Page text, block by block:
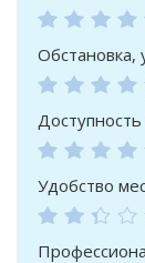
Обстановка,
Удобство